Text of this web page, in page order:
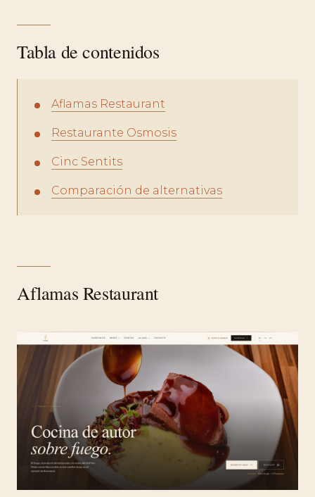
Tabla de contenidos
Aflamas Restaurant
Restaurante Osmosis
Cinc Sentits
Comparación de alternativas
Aflamas Restaurant